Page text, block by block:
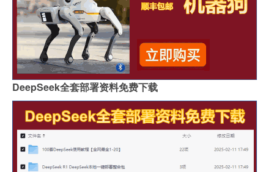
DeepSeek全套部署资料免费下载